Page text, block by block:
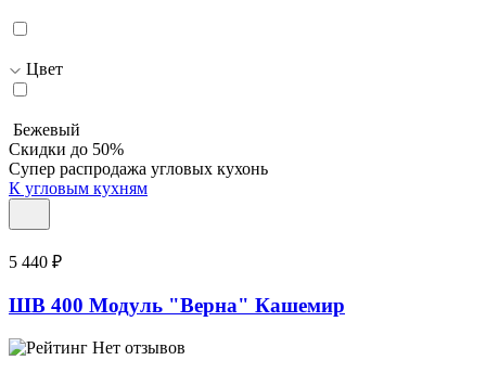
Цвет
Бежевый
Скидки до 50%
Супер распродажа угловых кухонь
К угловым кухням
5 440 ₽
ШВ 400 Модуль "Верна" Кашемир
Нет отзывов